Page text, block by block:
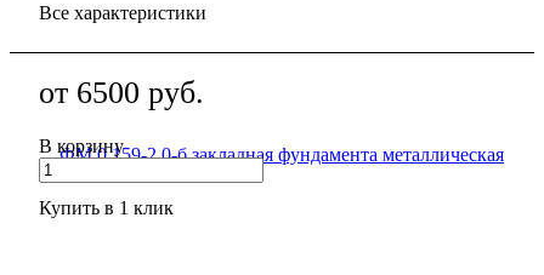
Все характеристики
от 6500 руб.
В корзину
Купить в 1 клик